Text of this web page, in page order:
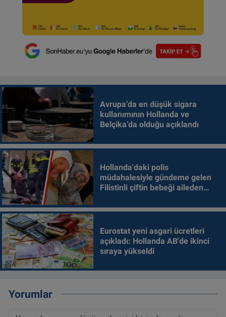
Avrupa’da en düşük sigara
kullanımının Hollanda ve
Belçika’da olduğu açıklandı
Hollanda'daki polis
müdahalesiyle gündeme gelen
Filistinli çiftin bebeği aileden
Eurostat yeni asgari ücretleri
açıkladı: Hollanda AB'de ikinci
sıraya yükseldi
Yorumlar